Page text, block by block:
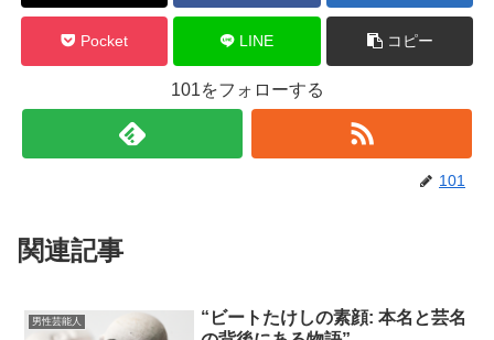
Pocket LINE コピー
101をフォローする
101
関連記事
男性芸能人
“ビートたけしの素顔: 本名と芸名